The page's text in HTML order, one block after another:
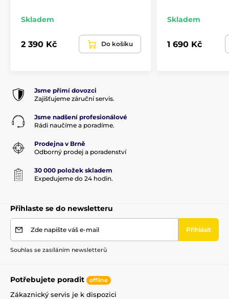
Skladem
2 390 Kč Do košíku
Skladem
1 690 Kč
Jsme přímí dovozci
Zajišťujeme záruční servis.
Jsme nadšení profesionálové
Rádi naučíme a poradíme.
Prodejna v Brně
Odborný prodej a poradenství
30 000 položek skladem
Expedujeme do 24 hodin.
Přihlaste se do newsletteru
Zde napište váš e-mail Přihlásit
Souhlas se zasíláním newsletterů
Potřebujete poradit offline
Zákaznický servis je k dispozici